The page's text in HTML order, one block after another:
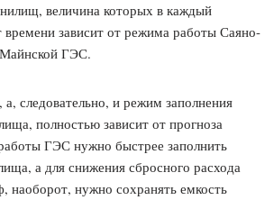
величина которых в каждый
зависит от режима работы Саяно-
ГЭС.
следовательно, и режим заполнения
полностью зависит от прогноза
ГЭС нужно быстрее заполнить
а для снижения сбросного расхода
наоборот, нужно сохранять емкость